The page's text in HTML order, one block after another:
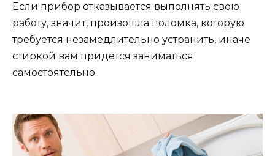
Если прибор отказывается выполнять свою
работу, значит, произошла поломка, которую
требуется незамедлительно устранить, иначе
стиркой вам придется заниматься
самостоятельно.